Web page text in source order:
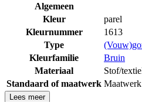
Algemeen
Kleur
parel
Kleurnummer
1613
Type
Kleurfamilie
Bruin
Materiaal
Stof/
Standaard of maatwerk Maatwerk
Lees meer